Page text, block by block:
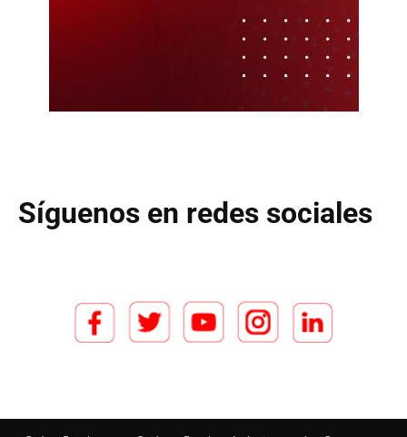
Síguenos en redes sociales